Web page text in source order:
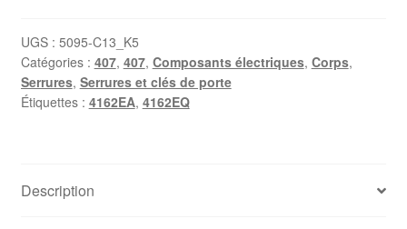
contact,
serrure
de
porte
Citroën
UGS : 5095-C13_K5
Catégories : 407, 407, Composants électriques, Corps,
Serrures, Serrures et clés de porte
Étiquettes : 4162EA, 4162EQ
Description